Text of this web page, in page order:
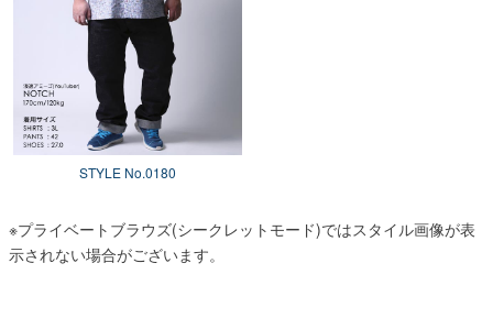
STYLE No.0180
※プライベートブラウズ(シークレットモード)ではスタイル画像が表
示されない場合がございます。